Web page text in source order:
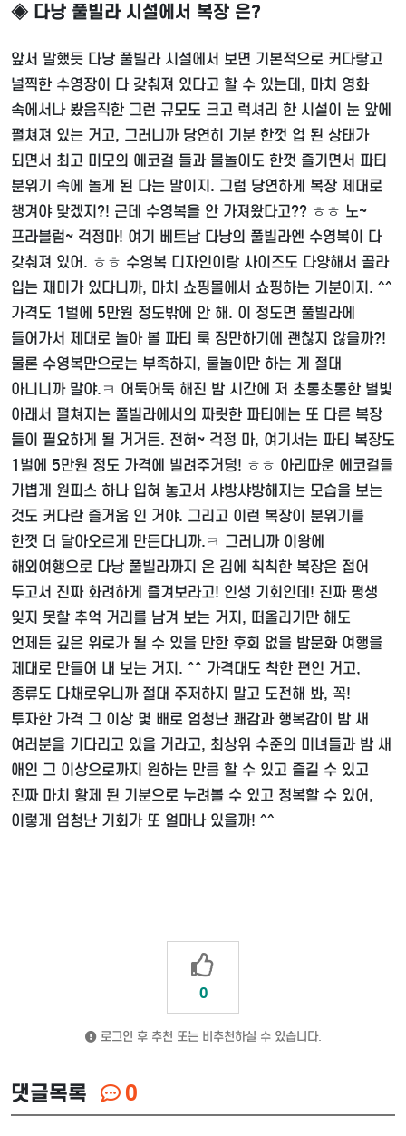
◈ 다낭 풀빌라 시설에서 복장 은?
앞서 말했듯 다낭 풀빌라 시설에서 보면 기본적으로 커다랗고
널찍한 수영장이 다 갖춰져 있다고 할 수 있는데, 마치 영화
속에서나 봤음직한 그런 규모도 크고 럭셔리 한 시설이 눈 앞에
펼쳐져 있는 거고, 그러니까 당연히 기분 한껏 업 된 상태가
되면서 최고 미모의 에코걸 들과 물놀이도 한껏 즐기면서 파티
분위기 속에 놀게 된 다는 말이지. 그럼 당연하게 복장 제대로
챙겨야 맞겠지?! 근데 수영복을 안 가져왔다고?? ㅎㅎ 노~
프라블럼~ 걱정마! 여기 베트남 다낭의 풀빌라엔 수영복이 다
갖춰져 있어. ㅎㅎ 수영복 디자인이랑 사이즈도 다양해서 골라
입는 재미가 있다니까, 마치 쇼핑몰에서 쇼핑하는 기분이지. ^^
가격도 1벌에 5만원 정도밖에 안 해. 이 정도면 풀빌라에
들어가서 제대로 놀아 볼 파티 룩 장만하기에 괜찮지 않을까?!
물론 수영복만으로는 부족하지, 물놀이만 하는 게 절대
아니니까 말야.ㅋ 어둑어둑 해진 밤 시간에 저 초롱초롱한 별빛
아래서 펼쳐지는 풀빌라에서의 짜릿한 파티에는 또 다른 복장
들이 필요하게 될 거거든. 전혀~ 걱정 마, 여기서는 파티 복장도
1벌에 5만원 정도 가격에 빌려주거덩! ㅎㅎ 아리따운 에코걸들
가볍게 원피스 하나 입혀 놓고서 샤방샤방해지는 모습을 보는
것도 커다란 즐거움 인 거야. 그리고 이런 복장이 분위기를
한껏 더 달아오르게 만든다니까.ㅋ 그러니까 이왕에
해외여행으로 다낭 풀빌라까지 온 김에 칙칙한 복장은 접어
두고서 진짜 화려하게 즐겨보라고! 인생 기회인데! 진짜 평생
잊지 못할 추억 거리를 남겨 보는 거지, 떠올리기만 해도
언제든 깊은 위로가 될 수 있을 만한 후회 없을 밤문화 여행을
제대로 만들어 내 보는 거지. ^^ 가격대도 착한 편인 거고,
종류도 다채로우니까 절대 주저하지 말고 도전해 봐, 꼭!
투자한 가격 그 이상 몇 배로 엄청난 쾌감과 행복감이 밤 새
여러분을 기다리고 있을 거라고, 최상위 수준의 미녀들과 밤 새
애인 그 이상으로까지 원하는 만큼 할 수 있고 즐길 수 있고
진짜 마치 황제 된 기분으로 누려볼 수 있고 정복할 수 있어,
이렇게 엄청난 기회가 또 얼마나 있을까! ^^
0
로그인 후 추천 또는 비추천하실 수 있습니다.
댓글목록 0